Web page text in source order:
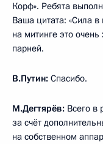
Корф». Ребята
Ваша цитата: «Сила
на митинге это
парней.
В.Путин: Спасибо.
М.Дегтярёв: Всего в
за счёт
на собственном